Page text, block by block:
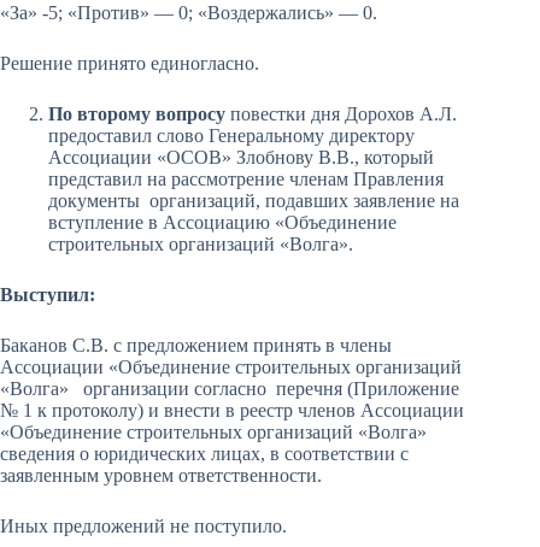
«За» -5; «Против» — 0; «Воздержались» — 0.
Решение принято единогласно.
По второму вопросу повестки дня Дорохов А.Л.
предоставил слово Генеральному директору
Ассоциации «ОСОВ» Злобнову В.В., который
представил на рассмотрение членам Правления
документы организаций, подавших заявление на
вступление в Ассоциацию «Объединение
строительных организаций «Волга».
Выступил:
Баканов С.В. с предложением принять в члены
Ассоциации «Объединение строительных организаций
«Волга» организации согласно перечня (Приложение
№ 1 к протоколу) и внести в реестр членов Ассоциации
«Объединение строительных организаций «Волга»
сведения о юридических лицах, в соответствии с
заявленным уровнем ответственности.
Иных предложений не поступило.